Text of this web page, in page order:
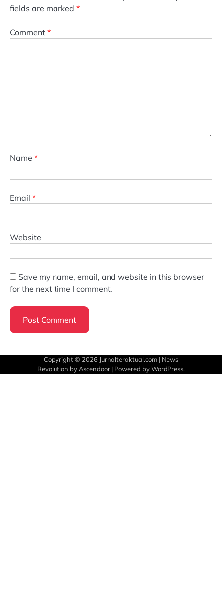
fields are marked *
Comment *
Name *
Email *
Website
Save my name, email, and website in this browser
for the next time I comment.
Copyright © 2026 Jurnalteraktual.com | News
Revolution byAscendoor | Powered byWordPress.